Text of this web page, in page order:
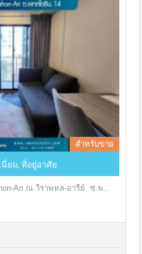
สำหรับขาย
ยม, ที่อยู่อาศัย
Ari ณ วีราพหล-อารีย์ ซ.พ...